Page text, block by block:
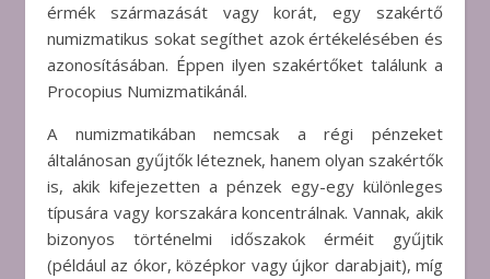
érmék származását vagy korát, egy szakértő
numizmatikus sokat segíthet azok értékelésében és
azonosításában. Éppen ilyen szakértőket találunk a
Procopius Numizmatikánál.
A numizmatikában nemcsak a régi pénzeket
általánosan gyűjtők léteznek, hanem olyan szakértők
is, akik kifejezetten a pénzek egy-egy különleges
típusára vagy korszakára koncentrálnak. Vannak, akik
bizonyos történelmi időszakok érméit gyűjtik
(például az ókor, középkor vagy újkor darabjait), míg